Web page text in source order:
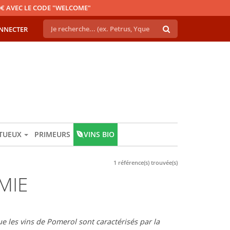
AVEC LE CODE "WELCOME"
PRIMEURS VINS BIO
1 référence(s) trouvée(s)
les vins de Pomerol sont caractérisés par la